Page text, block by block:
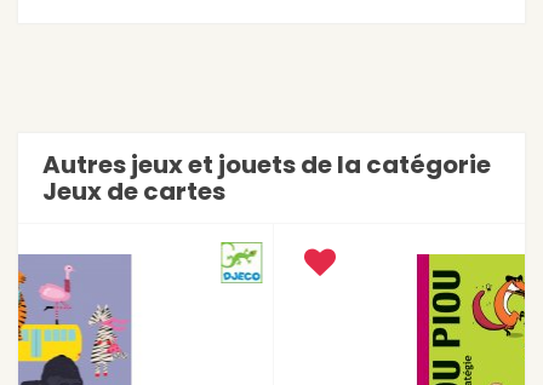
Autres jeux et jouets de la catégorie
Jeux de cartes